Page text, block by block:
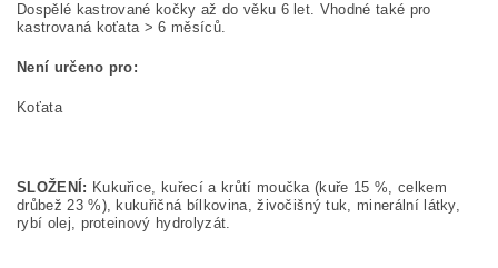
Dospělé kastrované kočky až do věku 6 let. Vhodné také pro
kastrovaná koťata > 6 měsíců.
Není určeno pro:
Koťata
SLOŽENÍ: Kukuřice, kuřecí a krůtí moučka (kuře 15 %, celkem
drůbež 23 %), kukuřičná bílkovina, živočišný tuk, minerální látky,
rybí olej, proteinový hydrolyzát.